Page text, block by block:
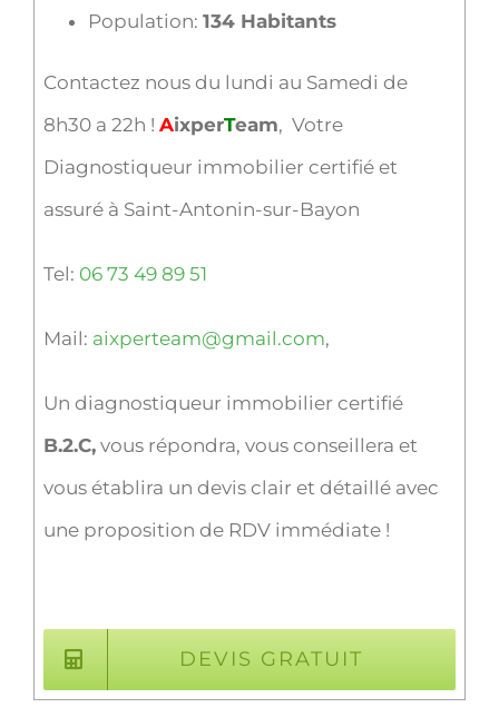
Population: 134 Habitants
Contactez nous du lundi au Samedi de
8h30 a 22h ! AixperTeam, Votre
Diagnostiqueur immobilier certifié et
assuré à Saint-Antonin-sur-Bayon
Tel: 06 73 49 89 51
Mail: aixperteam@gmail.com,
Un diagnostiqueur immobilier certifié
B.2.C,vous répondra, vous conseillera et
vous établira un devis clair et détaillé avec
une proposition de RDV immédiate !
DEVIS GRATUIT